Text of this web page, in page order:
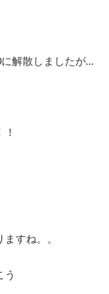
解散しましたが…
すね。。
う